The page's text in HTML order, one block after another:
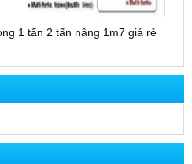
1 tấn 2 tấn nâng 1m7 giá rẻ